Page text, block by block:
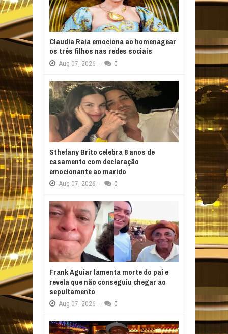
Claudia Raia emociona ao homenagear
os três filhos nas redes sociais
Aug 07, 2026 - 0
Sthefany Brito celebra 8 anos de
casamento com declaração
emocionante ao marido
Aug 07, 2026 - 0
Frank Aguiar lamenta morte do pai e
revela que não conseguiu chegar ao
sepultamento
Aug 07, 2026 - 0